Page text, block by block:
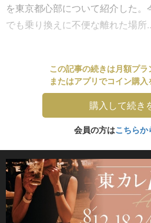
を東京都心部について紹介した
でも乗り換えに不便な離れた場所
この記事の続きは月額プラ
またはアプリでコイン購
購入して続き
会員の方はこちらか